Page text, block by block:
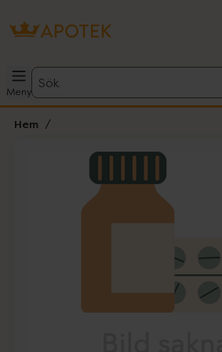
Meny
Sök
Hem
Lista: . Innehåller 1 objekt.